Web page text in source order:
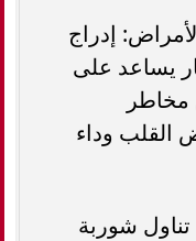
إدراج
يساعد على
مخاطر
القلب وداء
تناول شوربة